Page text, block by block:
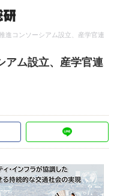
進コンソーシアム設立、産学官連
アム設立、産学官連